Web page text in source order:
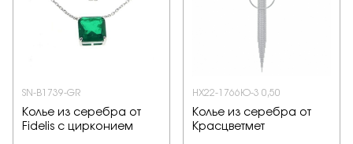
SN-B1739-GR
Колье из серебра от
Fidelis с цирконием
НХ22-1766Ю-3 0,50
Колье из серебра от
Красцветмет